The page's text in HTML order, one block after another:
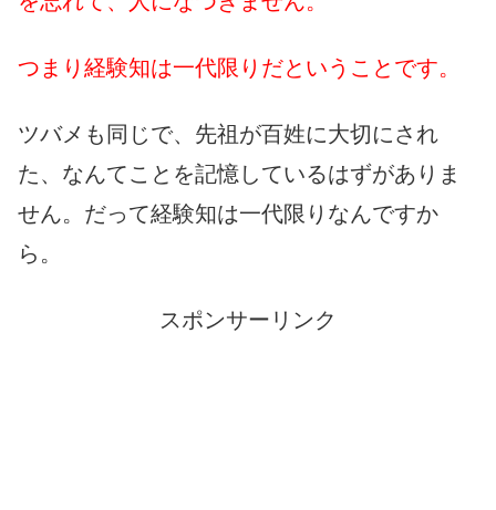
つまり経験知は一代限りだということです。
ツバメも同じで、先祖が百姓に大切にされ
た、なんてことを記憶しているはずがありま
せん。だって経験知は一代限りなんですか
ら。
スポンサーリンク